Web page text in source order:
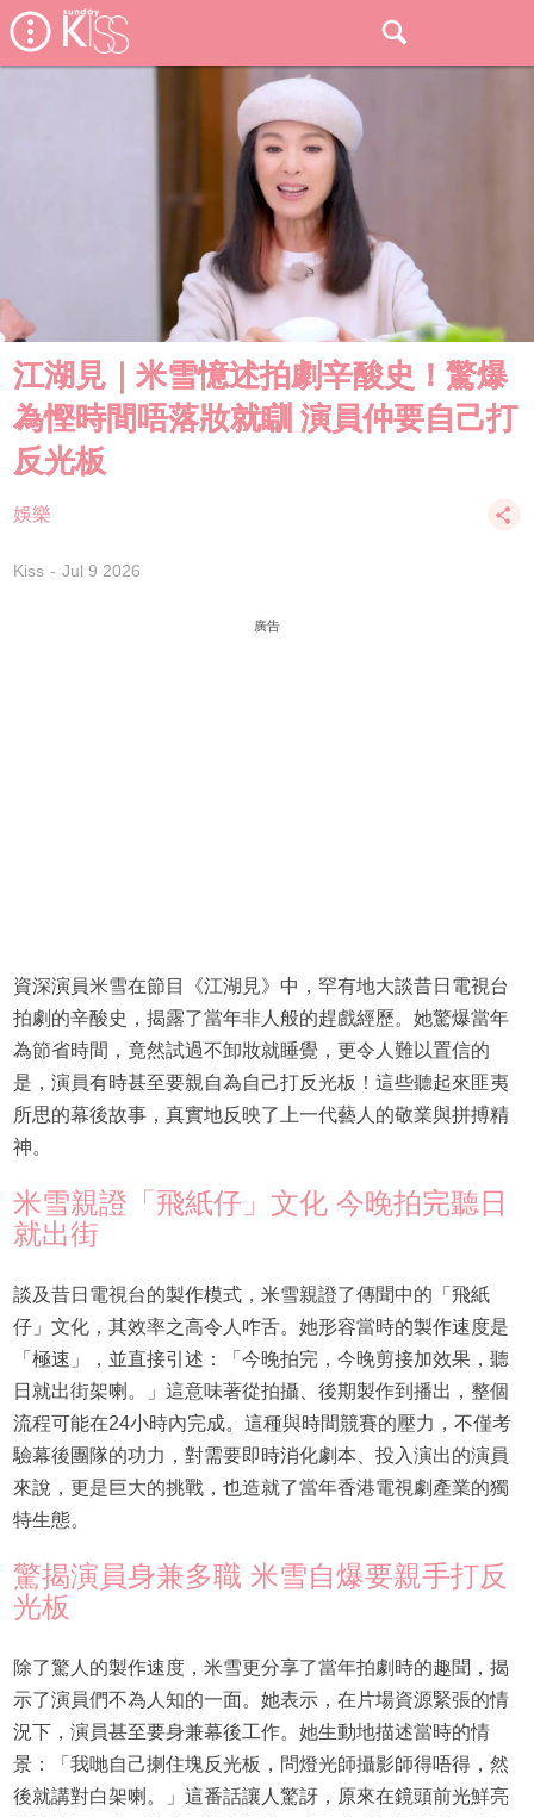
江湖見｜米雪憶述拍劇辛酸史！驚爆
為慳時間唔落妝就瞓 演員仲要自己打
反光板
娛樂
Kiss Jul 9 2026
廣告
資深演員米雪在節目《江湖見》中，罕有地大談昔日電視台
拍劇的辛酸史，揭露了當年非人般的趕戲經歷。她驚爆當年
為節省時間，竟然試過不卸妝就睡覺，更令人難以置信的
是，演員有時甚至要親自為自己打反光板！這些聽起來匪夷
所思的幕後故事，真實地反映了上一代藝人的敬業與拼搏精
神。
米雪親證「飛紙仔」文化 今晚拍完聽日
就出街
談及昔日電視台的製作模式，米雪親證了傳聞中的「飛紙
仔」文化，其效率之高令人咋舌。她形容當時的製作速度是
「極速」，並直接引述：「今晚拍完，今晚剪接加效果，聽
日就出街架喇。」這意味著從拍攝、後期製作到播出，整個
流程可能在24小時內完成。這種與時間競賽的壓力，不僅考
驗幕後團隊的功力，對需要即時消化劇本、投入演出的演員
來說，更是巨大的挑戰，也造就了當年香港電視劇產業的獨
特生態。
驚揭演員身兼多職 米雪自爆要親手打反
光板
除了驚人的製作速度，米雪更分享了當年拍劇時的趣聞，揭
示了演員們不為人知的一面。她表示，在片場資源緊張的情
況下，演員甚至要身兼幕後工作。她生動地描述當時的情
景：「我哋自己揦住塊反光板，問燈光師攝影師得唔得，然
後就講對白架喇。」這番話讓人驚訝，原來在鏡頭前光鮮亮